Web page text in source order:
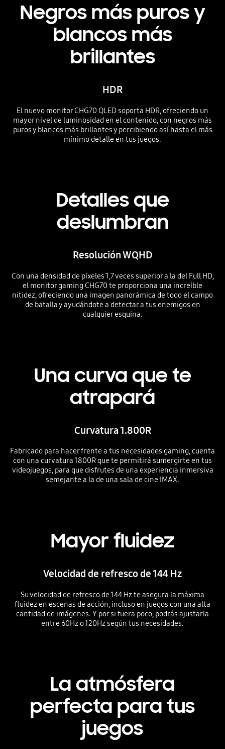
Negros más puros y
blancos más
brillantes
HDR
El nuevo monitor CHG70 QLED soporta HDR, ofreciendo un
mayor nivel de luminosidad en el contenido, con negros más
puros y blancos más brillantes y percibiendo así hasta el más
mínimo detalle en tus juegos.
Detalles que
deslumbran
Resolución WQHD
Con una densidad de píxeles 1,7 veces superior a la del Full HD,
el monitor gaming CHG70 te proporciona una increíble
nitidez, ofreciendo una imagen panorámica de todo el campo
de batalla y ayudándote a detectar a tus enemigos en
cualquier esquina.
Una curva que te
atrapará
Curvatura 1.800R
Fabricado para hacer frente a tus necesidades gaming, cuenta
con una curvatura 1800R que te permitirá sumergirte en tus
videojuegos, para que disfrutes de una experiencia inmersiva
semejante a la de una sala de cine IMAX.
Mayor fluidez
Velocidad de refresco de 144 Hz
Su velocidad de refresco de 144 Hz te asegura la máxima
fluidez en escenas de acción, incluso en juegos con una alta
cantidad de imágenes. Y por si fuera poco, podrás ajustarla
entre 60Hz o 120Hz según tus necesidades.
La atmósfera
perfecta para tus
juegos